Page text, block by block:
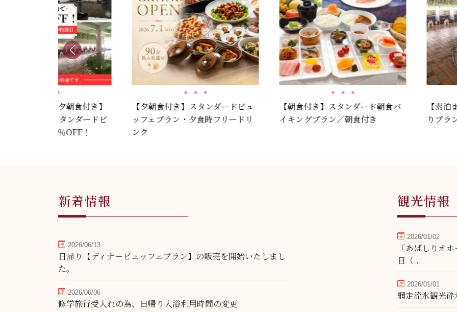
ご予約割引／夕朝食付き】
のご予約でスタンダードビ
ェプランが10％OFF！
【夕朝食付き】スタンダードビュ
ッフェプラン・夕食時フリードリ
ンク
【朝食付き】スタンダード朝食バ
イキングプラン／朝食付き
【素
りプラ
新着情報
日帰り【ディナービュッフェプラン】の販売を開始いたしまし
た。
2026/06/13
修学旅行受入れの為、日帰り入浴利用時間の変更
2026/06/06
観光情報
「あばしりオ
日（...
2026/01/02
網走流氷観光砕
2026/01/01